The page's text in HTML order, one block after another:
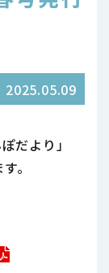
2025.05.09
だより」
。